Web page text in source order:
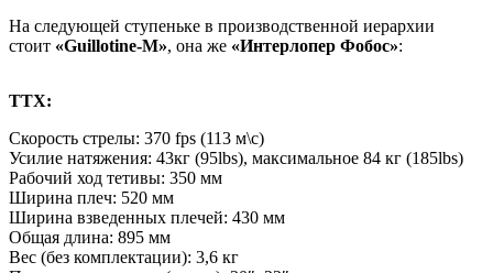
На следующей ступеньке в производственной иерархии
стоит «Guillotine-М», она же «Интерлопер Фобос»:
ТТХ:
Скорость стрелы: 370 fps (113 м\c)
Усилие натяжения: 43кг (95lbs), максимальное 84 кг (185lbs)
Рабочий ход тетивы: 350 мм
Ширина плеч: 520 мм
Ширина взведенных плечей: 430 мм
Общая длина: 895 мм
Вес (без комплектации): 3,6 кг